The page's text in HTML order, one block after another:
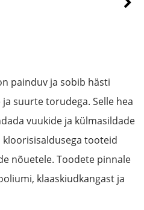
painduv ja sobib hästi
suurte torudega. Selle hea
vuukide ja külmasildade
kloorisisaldusega tooteid
nõuetele. Toodete pinnale
klaaskiudkangast ja